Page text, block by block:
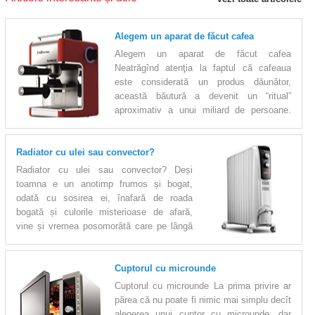
Alegem un aparat de făcut cafea
Alegem un aparat de făcut cafea
Neatrăgînd atenţia la faptul că cafeaua
este considerată un produs dăunător,
această băutură a devenit un “ritual”
aproximativ a unui miliard de persoane.
Aromată încît trezeşte şi vecinii, uşor-amăruie, fierbinte şi
energizantă. Gustul său poate fi uşor influienţat şi modificat în
funcţie de mulţi factori, printre care modul de prăjire, calitatea apei
şi modul de preparare sînt primordiale. Deci, apare o întrebare: ce
ştim noi despre
Radiator cu ulei sau convector?
Radiator cu ulei sau convector? Deși
toamna e un anotimp frumos și bogat,
odată cu sosirea ei, înafară de roada
bogată și culorile misterioase de afară,
vine și vremea posomorâtă care pe lângă
când vine vorba de un sistem de încălzire autonomă, dar ce e de
făcut când acesta este absent? Echipa eshop.md vă ajută să
alegeți cel mai bun dispozitiv care să aducă confort și căldură în
casa Dumneavoastră. Ce e mai avantajos? Un Radiator cu ulei sau
un Convector? Pe prim-plan d
Cuptorul cu microunde
Cuptorul cu microunde La prima privire ar
părea că nu poate fi nimic mai simplu decît